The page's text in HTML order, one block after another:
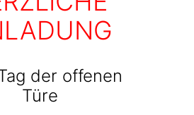
der offenen
Türe